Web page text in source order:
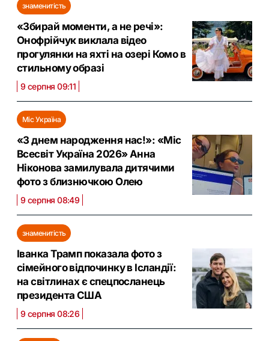
знаменитість
«Збирай моменти, а не речі»:
Онофрійчук виклала відео
прогулянки на яхті на озері Комо в
стильному образі
9 серпня 09:11
Міс Україна
«З днем народження нас!»: «Міс
Всесвіт Україна 2026» Анна
Ніконова замилувала дитячими
фото з близнючкою Олею
9 серпня 08:49
знаменитість
Іванка Трамп показала фото з
сімейного відпочинку в Ісландії:
на світлинах є спецпосланець
президента США
9 серпня 08:26